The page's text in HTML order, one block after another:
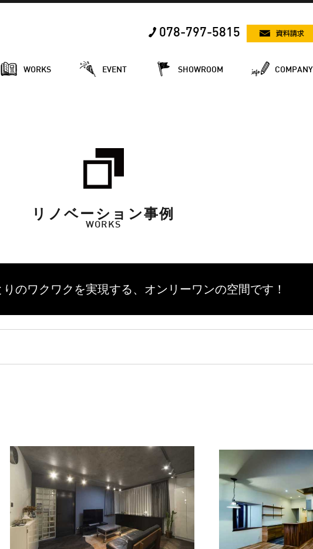
078-797-5815
WORKS EVENT SHOWROOM COMPANY
リノベーション事例
WORKS
のワクワクを実現する、 オンリーワンの空間です！